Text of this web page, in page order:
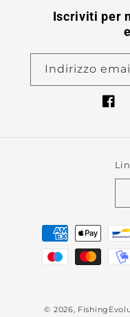
Iscriviti per
Indirizzo
Metodi
pagamento
© 2026,